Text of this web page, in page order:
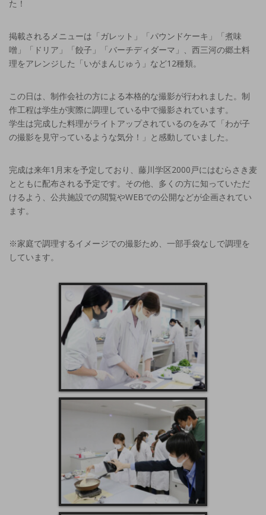
た！
掲載されるメニューは「ガレット」「パウンドケーキ」「煮味
噌」「ドリア」「餃子」「バーチディダーマ」、西三河の郷土料
理をアレンジした「いがまんじゅう」など12種類。
この日は、制作会社の方による本格的な撮影が行われました。制
作工程は学生が実際に調理している中で撮影されています。
学生は完成した料理がライトアップされているのをみて「わが子
の撮影を見守っているような気分！」と感動していました。
完成は来年1月末を予定しており、藤川学区2000戸にはむらさき麦
とともに配布される予定です。その他、多くの方に知っていただ
けるよう、公共施設での閲覧やWEBでの公開などが企画されてい
ます。
※家庭で調理するイメージでの撮影ため、一部手袋なしで調理を
しています。